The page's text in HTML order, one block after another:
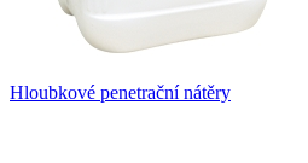
Hloubkové penetrační nátěry